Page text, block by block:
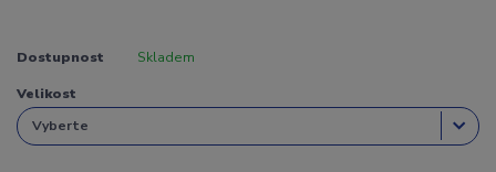
Dostupnost Skladem
Velikost